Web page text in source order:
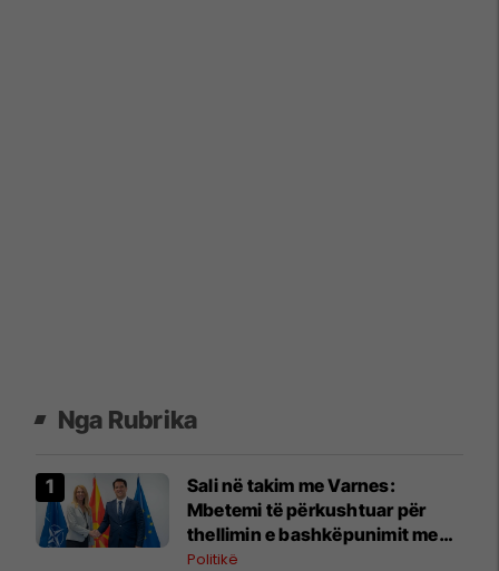
Nga Rubrika
Sali në takim me Varnes:
Mbetemi të përkushtuar për
thellimin e bashkëpunimit me
Shtetet e Bashkuara
Politikë